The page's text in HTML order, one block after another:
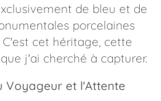
de bleu et de
porcelaines
cet héritage, cette
j'ai cherché à capturer.
Voyageur et l'Attente